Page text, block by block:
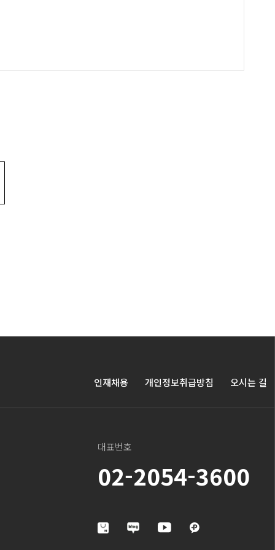
인재채용 개인정보취급방침 오시는 길
대표번호
02-2054-3600